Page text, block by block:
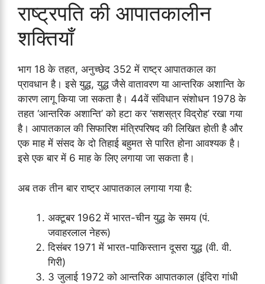
राष्ट्रपति की आपातकालीन
शक्तियाँ
भाग 18 के तहत, अनुच्छेद 352 में राष्ट्र आपातकाल का
प्रावधान है। इसे युद्ध, युद्ध जैसे वातावरण या आन्तरिक अशान्ति के
कारण लागू किया जा सकता है। 44वें संविधान संशोधन 1978 के
तहत ‘आन्तरिक अशान्ति’ को हटा कर ‘सशस्त्र विद्रोह’ रखा गया
है। आपातकाल की सिफारिश मंत्रिपरिषद की लिखित होती है और
एक माह में संसद के दो तिहाई बहुमत से पारित होना आवश्यक है।
इसे एक बार में 6 माह के लिए लगाया जा सकता है।
अब तक तीन बार राष्ट्र आपातकाल लगाया गया है:
अक्टूबर 1962 में भारत-चीन युद्ध के समय (पं.
जवाहरलाल नेहरू)
दिसंबर 1971 में भारत-पाकिस्तान दूसरा युद्ध (वी. वी.
गिरी)
3 जुलाई 1972 को आन्तरिक आपातकाल (इंदिरा गांधी